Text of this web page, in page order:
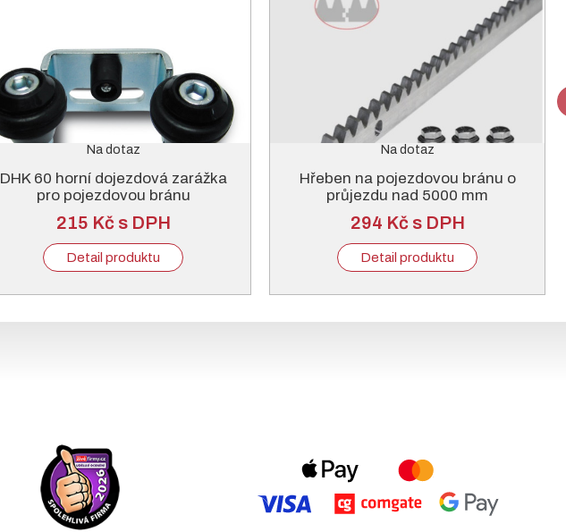
Na dotaz
DHK 60 horní dojezdová zarážka
pro pojezdovou bránu
215 Kč s DPH
Detail produktu
Na dotaz
Hřeben na pojezdovou bránu o
průjezdu nad 5000 mm
294 Kč s DPH
Detail produktu